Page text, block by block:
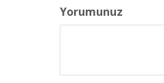
Yorumunuz